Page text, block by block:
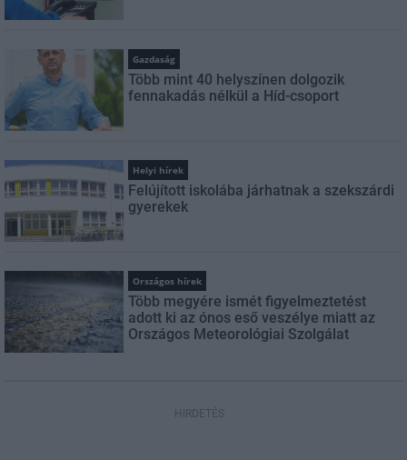
Gazdaság
Több mint 40 helyszínen dolgozik
fennakadás nélkül a Híd-csoport
Helyi hírek
Felújított iskolába járhatnak a szekszárdi
gyerekek
Országos hírek
Több megyére ismét figyelmeztetést
adott ki az ónos eső veszélye miatt az
Országos Meteorológiai Szolgálat
HIRDETÉS